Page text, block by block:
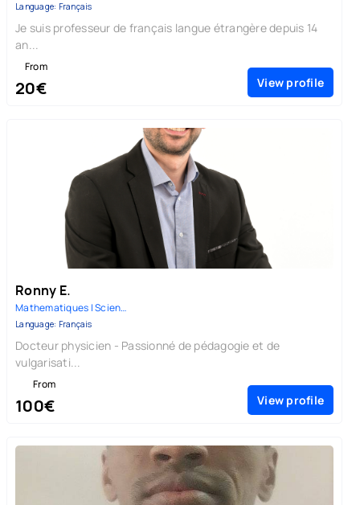
Language: Français
Je suis professeur de français langue étrangère depuis 14
an...
From
20€ View profile
Ronny E.
Mathematiques | Sciences-Physi...
Language: Français
Docteur physicien - Passionné de pédagogie et de
vulgarisati...
From
100€ View profile